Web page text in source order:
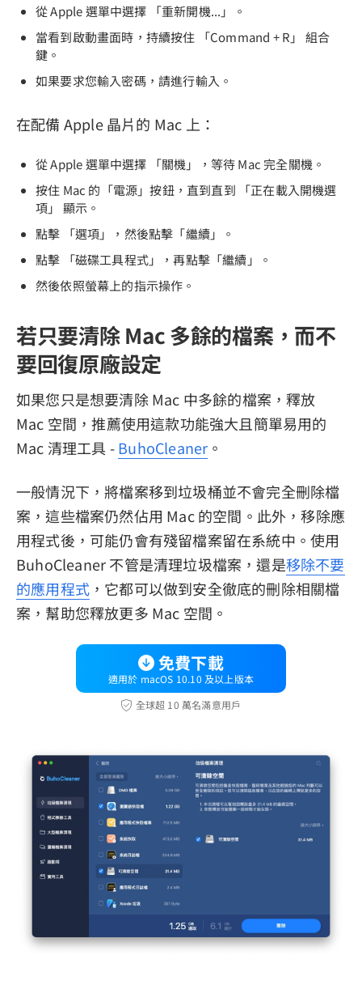
從 Apple 選單中選擇 「重新開機...」。
當看到啟動畫面時，持續按住 「Command + R」 組合
鍵。
如果要求您輸入密碼，請進行輸入。
在配備 Apple 晶片的 Mac 上：
從 Apple 選單中選擇 「關機」，等待 Mac 完全關機。
按住 Mac 的「電源」按鈕，直到直到 「正在載入開機選
項」 顯示。
點擊 「選項」，然後點擊「繼續」。
點擊 「磁碟工具程式」，再點擊「繼續」。
然後依照螢幕上的指示操作。
若只要清除 Mac 多餘的檔案，而不
要回復原廠設定
如果您只是想要清除 Mac 中多餘的檔案，釋放
Mac 空間，推薦使用這款功能強大且簡單易用的
Mac 清理工具 -BuhoCleaner 。
一般情況下，將檔案移到垃圾桶並不會完全刪除檔
案，這些檔案仍然佔用 Mac 的空間。此外，移除應
用程式後，可能仍會有殘留檔案留在系統中。使用
BuhoCleaner 不管是清理垃圾檔案，還是移除不要
的應用程式 ，它都可以做到安全徹底的刪除相關檔
案，幫助您釋放更多 Mac 空間。
免費下載
適用於 macOS 10.10 及以上版本
全球超 10 萬名滿意用戶